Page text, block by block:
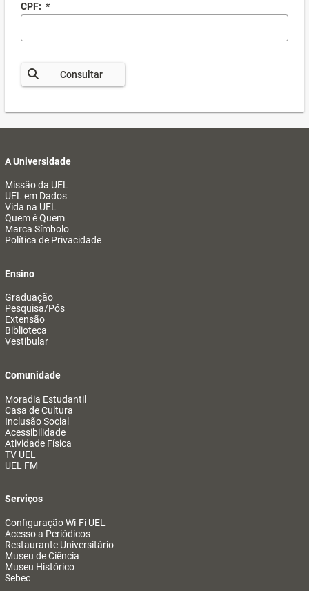
CPF: *
Consultar
A Universidade
Missão da UEL
UEL em Dados
Vida na UEL
Quem é Quem
Marca Símbolo
Política de Privacidade
Ensino
Graduação
Pesquisa/Pós
Extensão
Biblioteca
Vestibular
Comunidade
Moradia Estudantil
Casa de Cultura
Inclusão Social
Acessibilidade
Atividade Física
TV UEL
UEL FM
Serviços
Configuração Wi-Fi UEL
Acesso a Periódicos
Restaurante Universitário
Museu de Ciência
Museu Histórico
Sebec